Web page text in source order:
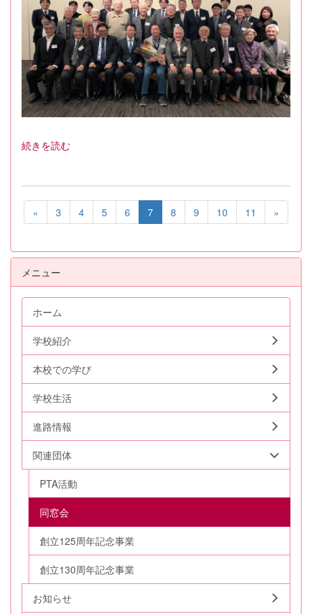
続きを読む
« 3 4 5 6 7 8 9 10 11 »
メニュー
ホーム
学校紹介
本校での学び
学校生活
進路情報
関連団体
PTA活動
同窓会
創立125周年記念事業
創立130周年記念事業
お知らせ